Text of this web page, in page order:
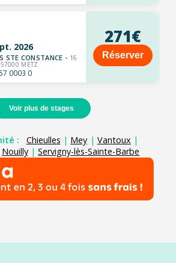
2026
STE CONSTANCE - 16
METZ
0003 0
271€
Réserver
Voir plus de stages
: Chieulles | Mey | Vantoux |
Nouilly | Servigny-lès-Sainte-Barbe